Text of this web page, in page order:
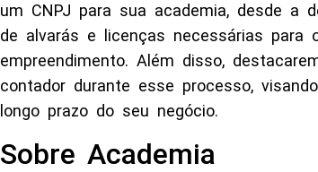
um CNPJ para sua academia, desde a
de alvarás e licenças necessárias para
empreendimento. Além disso,
contador durante esse processo,
longo prazo do seu negócio.
Sobre Academia